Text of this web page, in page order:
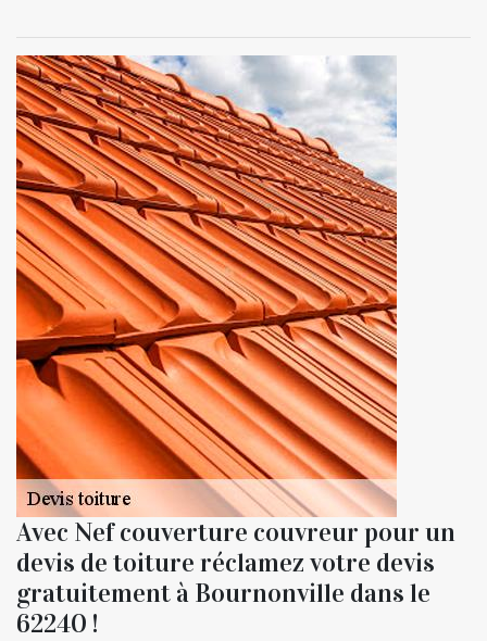
Avec Nef couverture couvreur pour un
devis de toiture réclamez votre devis
gratuitement à Bournonville dans le
62240 !